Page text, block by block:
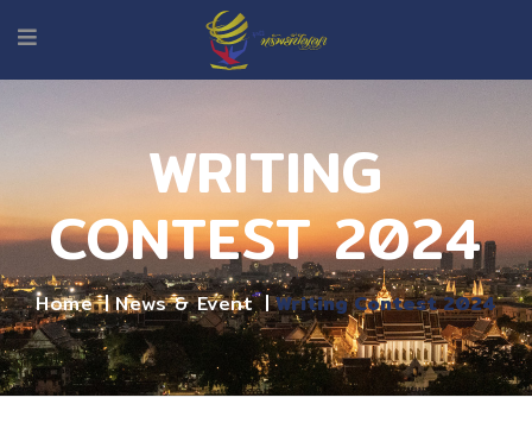
WRITING
CONTEST 2024
Home News & Event Writing Contest 2024